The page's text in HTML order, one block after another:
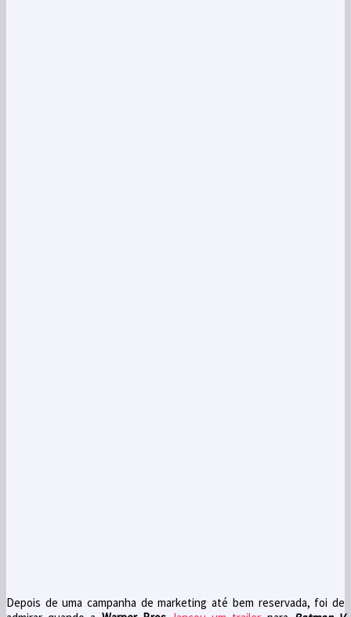
Depois de uma campanha de marketing até bem reservada, foi de